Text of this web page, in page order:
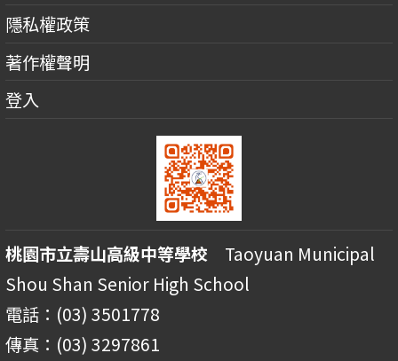
隱私權政策
著作權聲明
登入
桃園市立壽山高級中等學校 Taoyuan Municipal
Shou Shan Senior High School
電話：(03) 3501778
傳真：(03) 3297861